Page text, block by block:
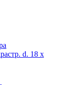
d. 18 x